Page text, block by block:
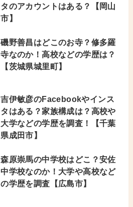
タのアカウントはある？【岡山
市】
磯野善昌はどこのお寺？修多羅
寺なのか！高校などの学歴は？
【茨城県城里町】
吉伊敏彦のFacebookやインス
タはある？家族構成は？高校や
大学などの学歴を調査！【千葉
県成田市】
森原崇馬の中学校はどこ？安佐
中学校なのか！大学や高校など
の学歴を調査【広島市】